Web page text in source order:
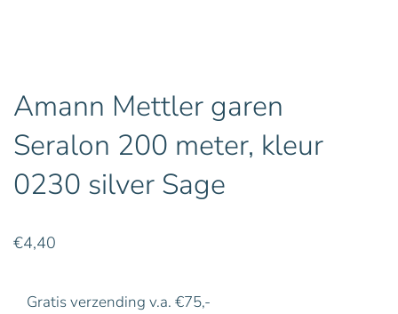
Amann Mettler garen
Seralon 200 meter, kleur
0230 silver Sage
€4,40
Gratis verzending v.a. €75,-